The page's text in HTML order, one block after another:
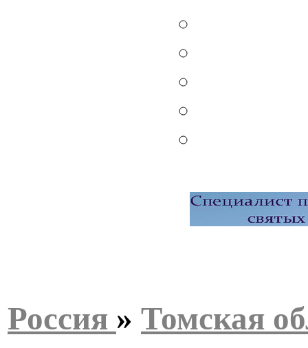
Россия » Томская